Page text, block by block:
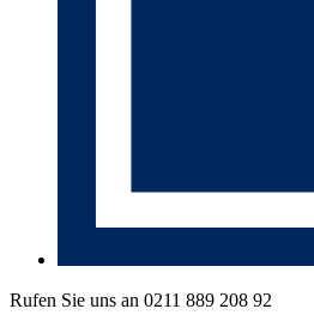
Rufen Sie uns an 0211 889 208 92